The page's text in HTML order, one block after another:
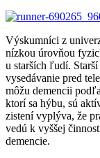
Výskumníci z
nízkou úrovňou
u starších ľudí.
vysedávanie pred
môžu demencii
ktorí sa hýbu, sú
zistení vyplýva, že
vedú k vyššej
demencie.